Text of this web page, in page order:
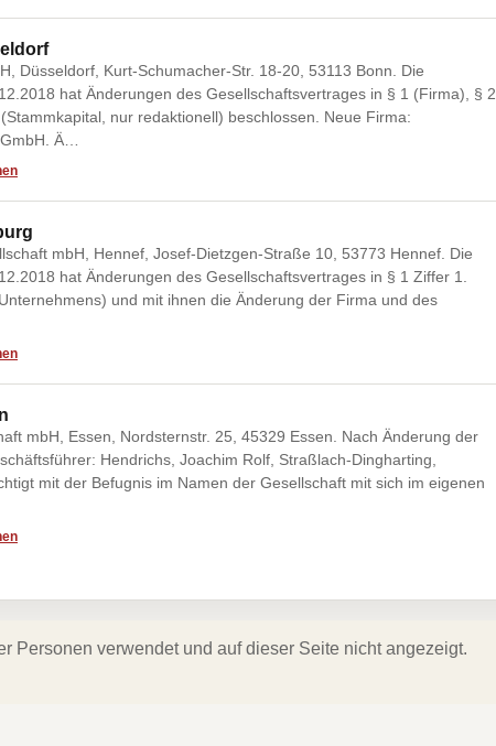
Düsseldorf, Kurt-Schumacher-Str. 18-20, 53113 Bonn. Die
hat Änderungen des Gesellschaftsvertrages in § 1 (Firma), § 2
nur redaktionell) beschlossen. Neue Firma:
Ä…
mbH, Hennef, Josef-Dietzgen-Straße 10, 53773 Hennef. Die
hat Änderungen des Gesellschaftsvertrages in § 1 Ziffer 1.
und mit ihnen die Änderung der Firma und des
mbH, Essen, Nordsternstr. 25, 45329 Essen. Nach Änderung der
Hendrichs, Joachim Rolf, Straßlach-Dingharting,
mit der Befugnis im Namen der Gesellschaft mit sich im eigenen
Personen verwendet und auf dieser Seite nicht angezeigt.